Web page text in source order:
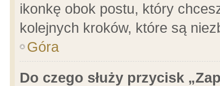
ikonkę obok postu, który
kolejnych kroków, które są
Góra
Do czego służy przycisk